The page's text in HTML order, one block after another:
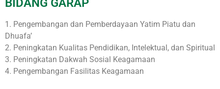
BIDANG GARAP
1. Pengembangan dan Pemberdayaan Yatim Piatu dan
Dhuafa’
2. Peningkatan Kualitas Pendidikan, Intelektual, dan Spiritual
3. Peningkatan Dakwah Sosial Keagamaan
4. Pengembangan Fasilitas Keagamaan